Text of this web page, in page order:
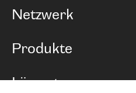
Netzwerk
Points of Presence
Peering-Richtlinie
Produkte
Lösungen